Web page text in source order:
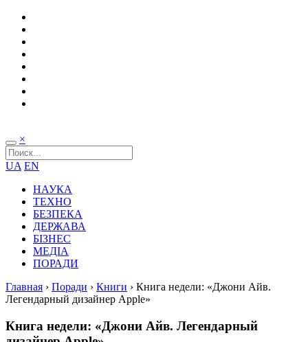
×
UA EN
НАУКА
ТЕХНО
БЕЗПЕКА
ДЕРЖАВА
БІЗНЕС
МЕДІА
ПОРАДИ
Главная › Поради › Книги › Книга недели: «Джони Айв.
Легендарный дизайнер Apple»
Книга недели: «Джони Айв. Легендарный